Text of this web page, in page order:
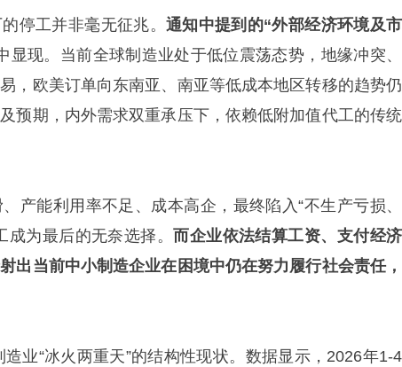
停工并非毫无征兆。 通知中提到的“外部经济环境及市
显现。当前全球制造业处于低位震荡态势，地缘冲突、
，欧美订单向东南亚、南亚等低成本地区转移的趋势仍
预期，内外需求双重承压下，依赖低附加值代工的传统
产能利用率不足、成本高企，最终陷入“不生产亏损、
成为最后的无奈选择。而企业依法结算工资、支付经济
出当前中小制造企业在困境中仍在努力履行社会责任，
业“冰火两重天”的结构性现状。数据显示，2026年1-4